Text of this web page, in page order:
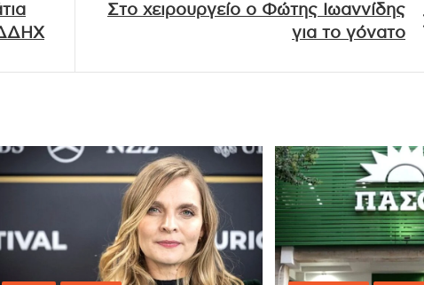
Στο χειρουργείο ο Φώτης Ιωαννίδης
για το γόνατο